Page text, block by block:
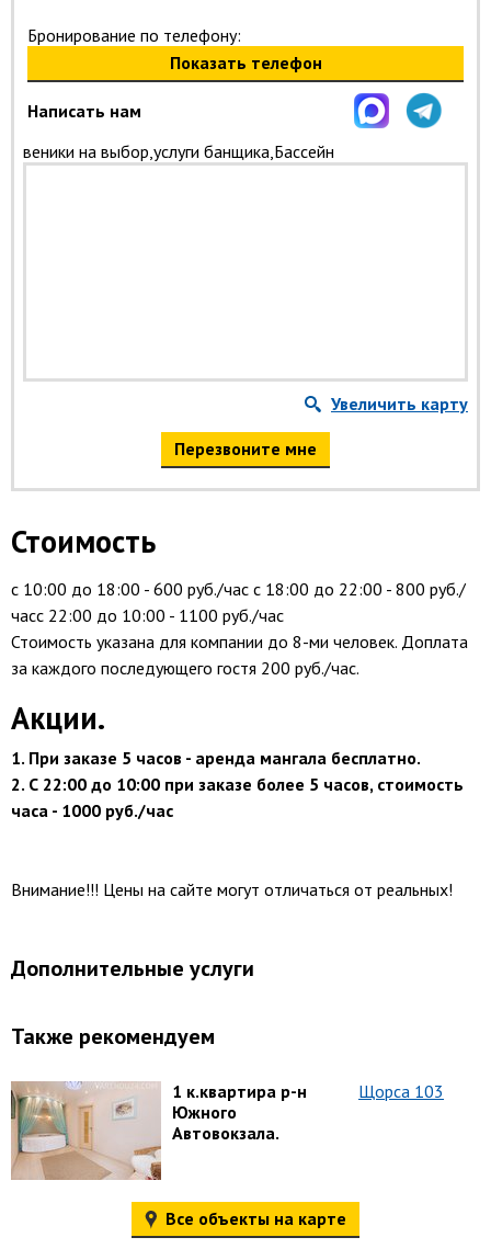
Бронирование по телефону:
Показать телефон
Написать нам
веники на выбор,услуги банщика,Бассейн
Увеличить карту
Перезвоните мне
Стоимость
с 10:00 до 18:00 - 600 руб./час с 18:00 до 22:00 - 800 руб./
часс 22:00 до 10:00 - 1100 руб./час
Стоимость указана для компании до 8-ми человек. Доплата
за каждого последующего гостя 200 руб./час.
Акции.
1. При заказе 5 часов - аренда мангала бесплатно.
2. С 22:00 до 10:00 при заказе более 5 часов, стоимость
часа - 1000 руб./час
Внимание!!! Цены на сайте могут отличаться от реальных!
Дополнительные услуги
Также рекомендуем
1 к.квартира р-н
Южного
Автовокзала.
Щорса 103
Все объекты на карте